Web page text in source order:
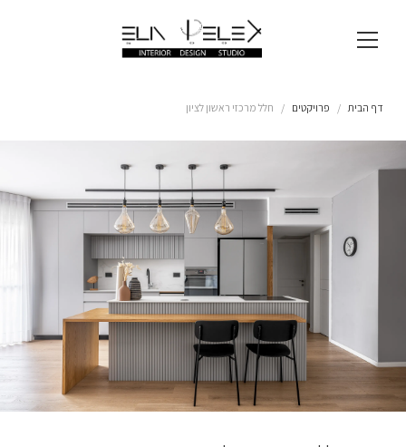
דף הבית פרויקטים חלל מרכזי ראשון לציון